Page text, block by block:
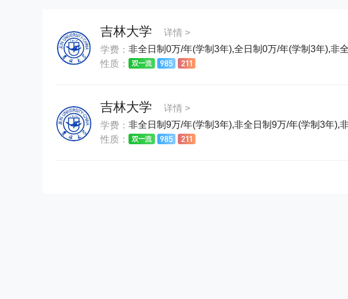
吉林大学
详情 >
学费： 非全日制0万/年(学制3年),全日制0万/年(学制3年),非
性质：
吉林大学
详情 >
学费： 非全日制9万/年(学制3年),非全日制9万/年(学制3年),
性质：